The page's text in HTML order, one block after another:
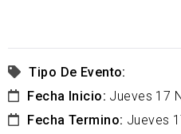
Tipo De Evento:
Fecha Inicio: Jueves 17
Fecha Termino: Jueves